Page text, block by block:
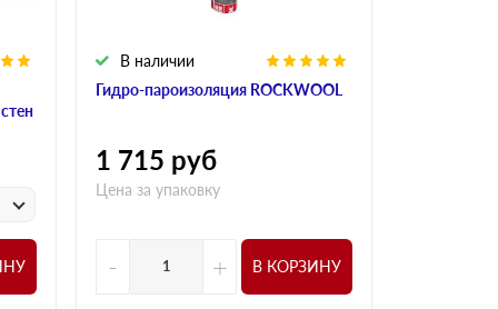
Гидро-пароизоляция ROCKWOOL
В наличии
1 715 руб
Цена за упаковку
- + В КОРЗИНУ